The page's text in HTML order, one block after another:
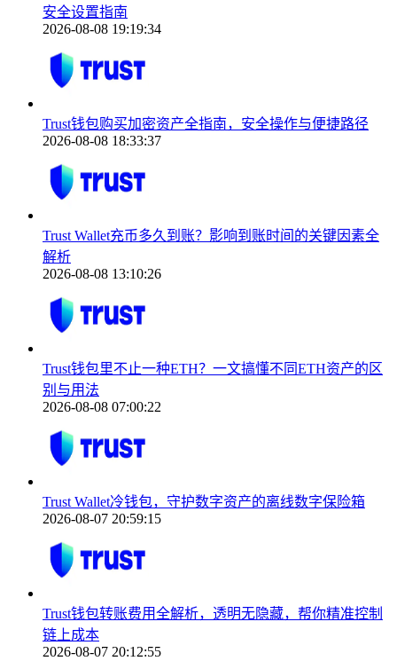
安全设置指南
2026-08-08 19:19:34
Trust钱包购买加密资产全指南，安全操作与便捷路径
2026-08-08 18:33:37
Trust Wallet充币多久到账？影响到账时间的关键因素全
解析
2026-08-08 13:10:26
Trust钱包里不止一种ETH？一文搞懂不同ETH资产的区
别与用法
2026-08-08 07:00:22
Trust Wallet冷钱包，守护数字资产的离线数字保险箱
2026-08-07 20:59:15
Trust钱包转账费用全解析，透明无隐藏，帮你精准控制
链上成本
2026-08-07 20:12:55